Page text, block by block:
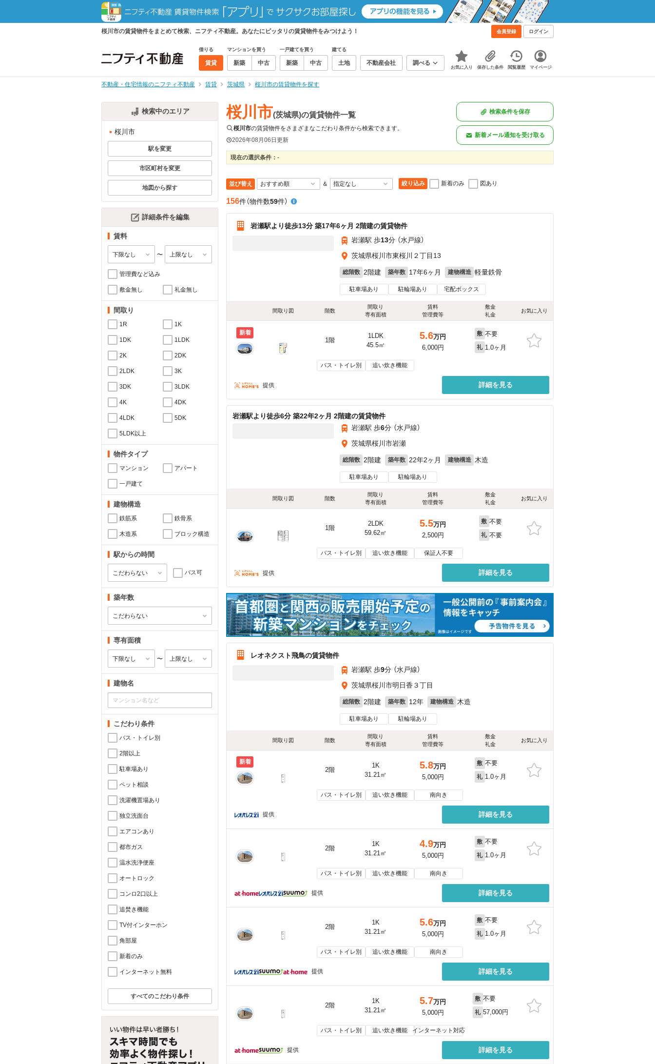
桜川市の賃貸物件をまとめて検索、ニフティ不動産。あなたにピッタリの賃貸物件をみつけよう！ 会員登録 ログイン
借りる
賃貸
マンションを買う
新築 中古
一戸建てを買う
新築 中古
建てる
土地 不動産会社 調べる
お気に入り 保存した条件 閲覧履歴 マイページ
不動産・住宅情報のニフティ不動産 賃貸 茨城県 桜川市の賃貸物件を探す
検索中のエリア
桜川市
駅を変更
市区町村を変更
地図から探す
詳細条件を編集
賃料
〜
管理費など込み
敷金無し 礼金無し
間取り
1R 1K
1DK 1LDK
2K 2DK
2LDK 3K
3DK 3LDK
4K 4DK
4LDK 5DK
5LDK以上
物件タイプ
マンション アパート
一戸建て
建物構造
鉄筋系 鉄骨系
木造系 ブロック構造
駅からの時間
バス可
築年数
専有面積
〜
建物名
こだわり条件
バス・トイレ別
2階以上
駐車場あり
ペット相談
洗濯機置場あり
独立洗面台
エアコンあり
都市ガス
温水洗浄便座
オートロック
コンロ2口以上
追焚き機能
TV付インターホン
角部屋
新着のみ
インターネット無料
すべてのこだわり条件
桜川市(茨城県)の賃貸物件一覧
桜川市の賃貸物件をさまざまなこだわり条件から検索できます。
2026年08月06日更新
検索条件を保存
新着メール通知を受け取る
現在の選択条件： -
並び替え ＆ 絞り込み 新着のみ 図あり
156件（物件数59件）
岩瀬駅より徒歩13分 築17年6ヶ月 2階建の賃貸物件
岩瀬駅 歩13分 （水戸線）
茨城県桜川市東桜川２丁目13
総階数 2階建 築年数 17年6ヶ月 建物構造 軽量鉄骨
駐車場あり 駐輪場あり 宅配ボックス
間取り図 階数
間取り
専有面積
賃料
管理費等
敷金
礼金
お気に入り
新着
1階
1LDK
45.5㎡
5.6万円
6,000円
敷 不要
礼 1.0ヶ月
バス・トイレ別 追い炊き機能
提供 詳細を見る
岩瀬駅より徒歩6分 築22年2ヶ月 2階建の賃貸物件
岩瀬駅 歩6分 （水戸線）
茨城県桜川市岩瀬
総階数 2階建 築年数 22年2ヶ月 建物構造 木造
駐車場あり 駐輪場あり
間取り図 階数
間取り
専有面積
賃料
管理費等
敷金
礼金
お気に入り
1階
2LDK
59.62㎡
5.5万円
2,500円
敷 不要
礼 不要
バス・トイレ別 追い炊き機能 保証人不要
提供 詳細を見る
レオネクスト飛鳥の賃貸物件
岩瀬駅 歩9分 （水戸線）
茨城県桜川市明日香３丁目
総階数 2階建 築年数 12年 建物構造 木造
駐車場あり 駐輪場あり
間取り図 階数
間取り
専有面積
賃料
管理費等
敷金
礼金
お気に入り
新着
2階
1K
31.21㎡
5.8万円
5,000円
敷 不要
礼 1.0ヶ月
バス・トイレ別 追い炊き機能 南向き
提供 詳細を見る
2階
1K
31.21㎡
4.9万円
5,000円
敷 不要
礼 1.0ヶ月
バス・トイレ別 追い炊き機能 南向き
提供 詳細を見る
2階
1K
31.21㎡
5.6万円
5,000円
敷 不要
礼 1.0ヶ月
バス・トイレ別 追い炊き機能 南向き
提供 詳細を見る
2階
1K
31.21㎡
5.7万円
5,000円
敷 不要
礼 57,000円
バス・トイレ別 追い炊き機能 インターネット対応
提供 詳細を見る